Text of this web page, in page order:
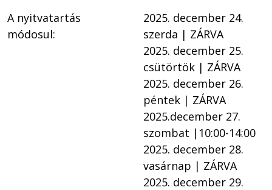
A nyitvatartás
módosul:
2025. december 24.
szerda | ZÁRVA
2025. december 25.
csütörtök | ZÁRVA
2025. december 26.
péntek | ZÁRVA
2025.december 27.
szombat |10:00-14:00
2025. december 28.
vasárnap | ZÁRVA
2025. december 29.